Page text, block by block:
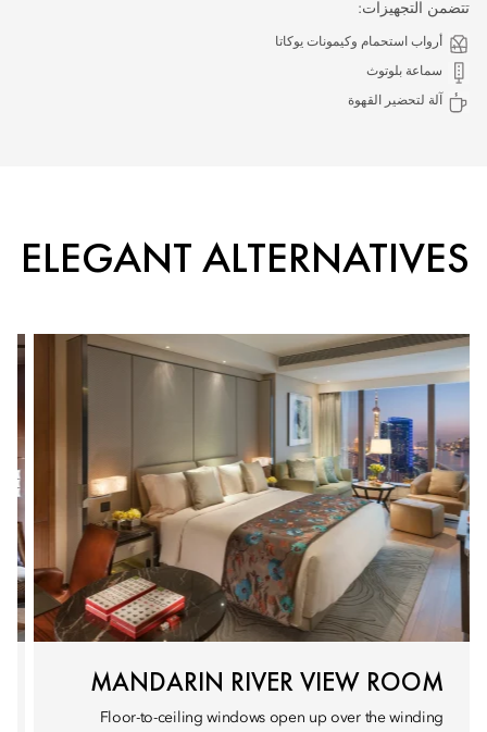
تتضمن التجهيزات:
أرواب استحمام وكيمونات يوكاتا
سماعة بلوتوث
آلة لتحضير القهوة
ELEGANT ALTERNATIVES
MANDARIN RIVER VIEW ROOM
Floor-to-ceiling windows open up over the winding